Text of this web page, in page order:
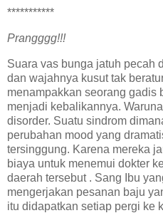
***********
Prangggg!!!
Suara vas bunga jatuh pecah
dan wajahnya kusut tak
menampakkan seorang gadis
menjadi kebalikannya.
disorder. Suatu sindrom
perubahan mood yang
tersinggung. Karena mereka
biaya untuk menemui dokter
daerah tersebut . Sang Ibu
mengerjakan pesanan baju
itu didapatkan setiap pergi ke